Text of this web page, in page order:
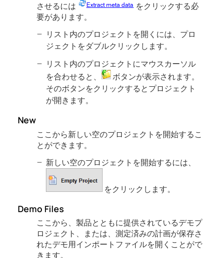
させるには
をクリックする必
要があります。
リスト内のプロジェクトを開くには、プロ
ジェクトをダブルクリックします。
リスト内のプロジェクトにマウスカーソル
を合わせると、
ボタンが表示されます。
そのボタンをクリックするとプロジェクト
が開きます。
New
ここから新しい空のプロジェクトを開始するこ
とができます。
新しい空のプロジェクトを開始するには、
をクリックします。
Demo Files
ここから、製品とともに提供されているデモプ
ロジェクト、または、測定済みの計画が保存さ
れたデモ用インポートファイルを開くことがで
きます。